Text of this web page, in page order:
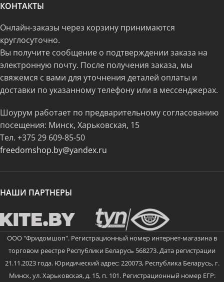
КОНТАКТЫ
Онлайн-заказы через корзину принимаются
круглосуточно.
Вы получите сообщение о подтверждении заказа на
электронную почту. После получения заказа, мы
свяжемся с вами для уточнения деталей оплаты и
доставки по указанному телефону или в мессенджерах.
Шоурум работает по предварительному согласованию
посещения: Минск, Харьковская, 15
Тел. +375 29 609-85-50
freedomshop.by@yandex.ru
НАШИ ПАРТНЕРЫ
ООО "Фридомшоп". Регистрационный номер интернет-магазина в
торговом реестре Республики Беларусь 568273. Дата регистрации
21.11.2023 года. Юридический адрес: 220073, Республика Беларусь, г.
Минск, ул. Харьковская, д. 15, п. 101. Регистрационный номер ЕГР: